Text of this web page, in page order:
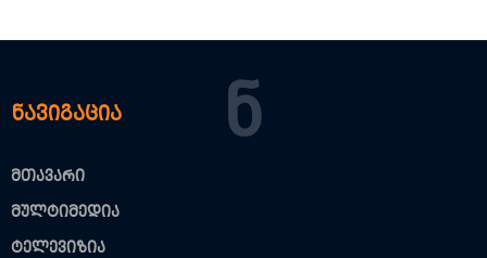
ნავიგაცია Ნ
მთავარი
მულტიმედია
ტელევიზია